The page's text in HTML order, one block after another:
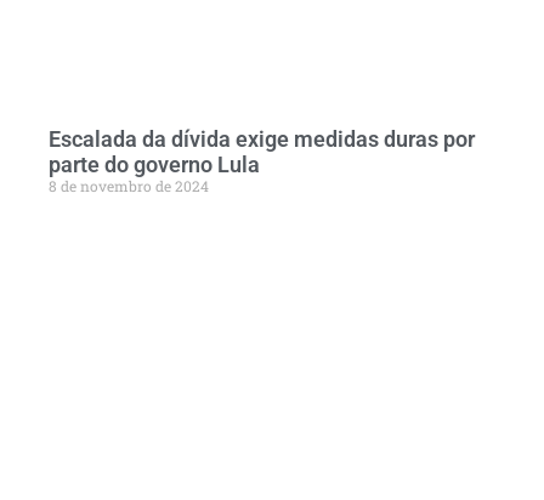
Escalada da dívida exige medidas duras por
parte do governo Lula
8 de novembro de 2024